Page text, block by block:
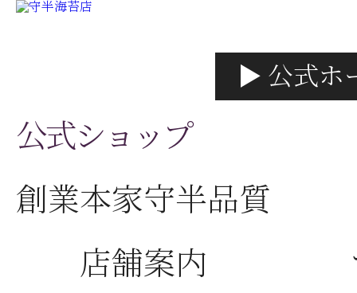
公式ショップ
▶ 公式ホ
創業本家守半品質
店舗案内